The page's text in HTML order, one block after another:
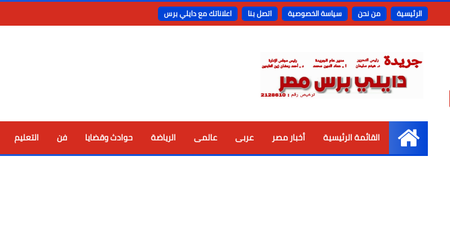
الرئيسية من نحن سياسة الخصوصية اتصل بنا اعلاناتك مع دايلي برس
الرئيسية
القائمة الرئيسية أخبار مصر عربى عالمى الرياضة حوادث وقضايا فن التعليم